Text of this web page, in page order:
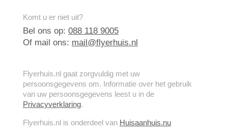
Komt u er niet uit?
Bel ons op: 088 118 9005
Of mail ons: mail@flyerhuis.nl
Flyerhuis.nl gaat zorgvuldig met uw
persoonsgegevens om. Informatie over het gebruik
van uw persoonsgegevens leest u in de
Privacyverklaring.
Flyerhuis.nl is onderdeel van Huisaanhuis.nu